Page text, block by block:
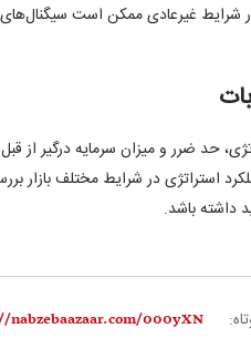
شرایط غیرعادی ممکن است سیگنال‌های
حد ضرر و میزان سرمایه درگیر از قبل
استراتژی در شرایط مختلف بازار
داشته باشد.